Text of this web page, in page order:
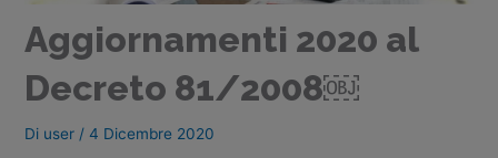
Aggiornamenti 2020 al
Decreto 81/2008￼
Di user /4 Dicembre 2020